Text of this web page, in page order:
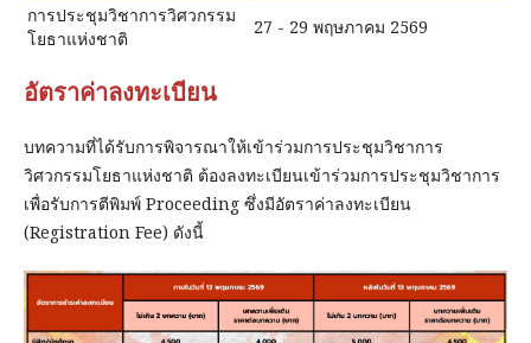
การประชุมวิชาการวิศวกรรม
โยธาแห่งชาติ
27 - 29 พฤษภาคม 2569
อัตราค่าลงทะเบียน
บทความที่ได้รับการพิจารณาให้เข้าร่วมการประชุมวิชาการ
วิศวกรรมโยธาแห่งชาติ ต้องลงทะเบียนเข้าร่วมการประชุมวิชาการ
เพื่อรับการตีพิมพ์ Proceeding ซึ่งมีอัตราค่าลงทะเบียน
(Registration Fee) ดังนี้